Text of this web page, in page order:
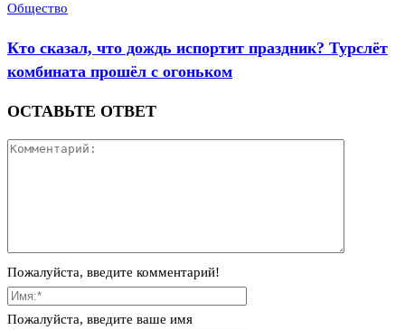
Общество
Кто сказал, что дождь испортит праздник? Турслёт
комбината прошёл с огоньком
ОСТАВЬТЕ ОТВЕТ
Пожалуйста, введите комментарий!
Пожалуйста, введите ваше имя